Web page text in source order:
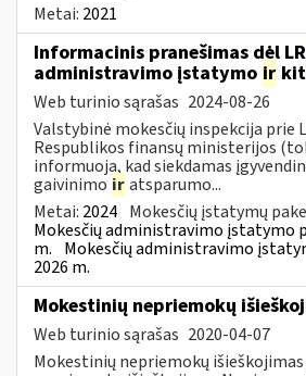
Metai: 2021
Informacinis pranešimas dėl LR
administravimo įstatymo ir
Web turinio sąrašas 2024-08-26
Valstybinė mokesčių inspekcija prie
Respublikos finansų ministerijos
informuoja, kad siekdamas
gaivinimo iratsparumo...
Metai: 2024 Mokesčių įstatymų
Mokesčių administravimo įstatymo
m. Mokesčių administravimo
2026 m.
Mokestinių nepriemokų
Web turinio sąrašas 2020-04-07
Mokestinių nepriemokų